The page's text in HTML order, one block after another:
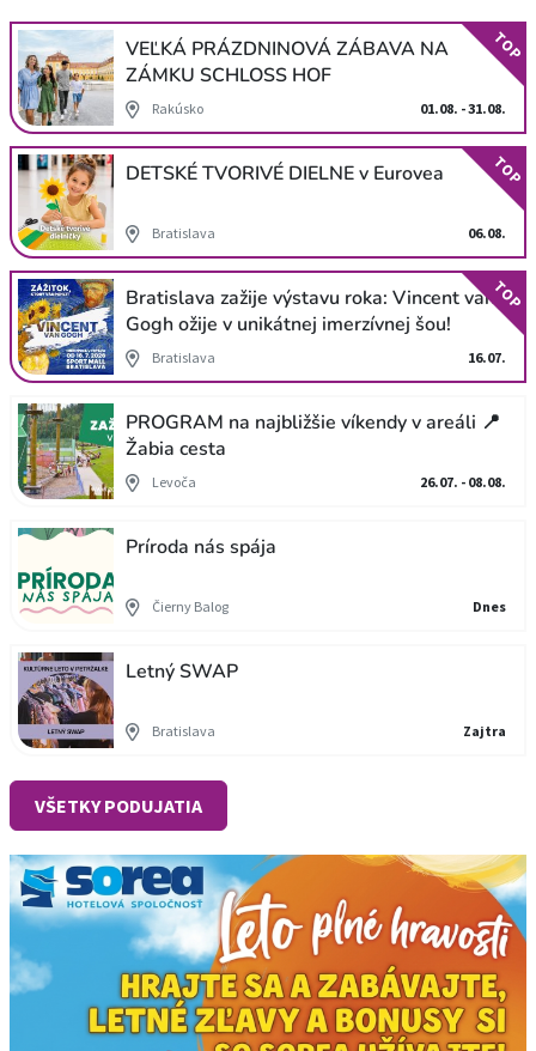
VEĽKÁ PRÁZDNINOVÁ ZÁBAVA NA
ZÁMKU SCHLOSS HOF
Rakúsko 01.08. - 31.08.
TOP
DETSKÉ TVORIVÉ DIELNE v Eurovea
Bratislava 06.08.
TOP
Bratislava zažije výstavu roka: Vincent van
Gogh ožije v unikátnej imerzívnej šou!
Bratislava 16.07.
TOP
PROGRAM na najbližšie víkendy v areáli 📍
Žabia cesta
Levoča 26.07. - 08.08.
Príroda nás spája
Čierny Balog Dnes
Letný SWAP
Bratislava Zajtra
VŠETKY PODUJATIA